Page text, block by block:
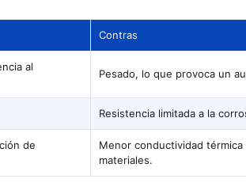
Contras
al
Pesado, lo que provoca un
Resistencia limitada a la
de
Menor conductividad
materiales.